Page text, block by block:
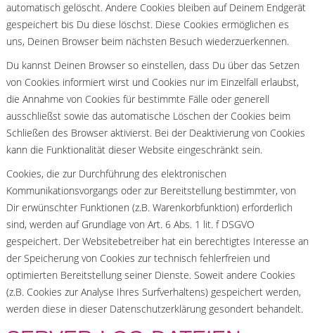
automatisch gelöscht. Andere Cookies bleiben auf Deinem Endgerät
gespeichert bis Du diese löschst. Diese Cookies ermöglichen es
uns, Deinen Browser beim nächsten Besuch wiederzuerkennen.
Du kannst Deinen Browser so einstellen, dass Du über das Setzen
von Cookies informiert wirst und Cookies nur im Einzelfall erlaubst,
die Annahme von Cookies für bestimmte Fälle oder generell
ausschließst sowie das automatische Löschen der Cookies beim
Schließen des Browser aktivierst. Bei der Deaktivierung von Cookies
kann die Funktionalität dieser Website eingeschränkt sein.
Cookies, die zur Durchführung des elektronischen
Kommunikationsvorgangs oder zur Bereitstellung bestimmter, von
Dir erwünschter Funktionen (z.B. Warenkorbfunktion) erforderlich
sind, werden auf Grundlage von Art. 6 Abs. 1 lit. f DSGVO
gespeichert. Der Websitebetreiber hat ein berechtigtes Interesse an
der Speicherung von Cookies zur technisch fehlerfreien und
optimierten Bereitstellung seiner Dienste. Soweit andere Cookies
(z.B. Cookies zur Analyse Ihres Surfverhaltens) gespeichert werden,
werden diese in dieser Datenschutzerklärung gesondert behandelt.